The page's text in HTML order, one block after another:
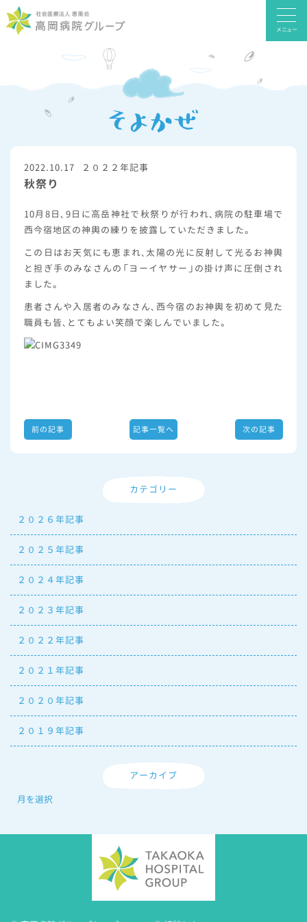
メニュー
2022.10.17 ２０２２年記事
秋祭り
10月8日、9日に高岳神社で秋祭りが行われ、病院の駐車場で
西今宿地区の神輿の練りを披露していただきました。
この日はお天気にも恵まれ、太陽の光に反射して光るお神輿
と担ぎ手のみなさんの「ヨーイヤサー」の掛け声に圧倒され
ました。
患者さんや入居者のみなさん、西今宿のお神輿を初めて見た
職員も皆、とてもよい笑顔で楽しんでいました。
前の記事 次の記事
記事一覧へ
カテゴリー
２０２６年記事
２０２５年記事
２０２４年記事
２０２３年記事
２０２２年記事
２０２１年記事
２０２０年記事
２０１９年記事
アーカイブ